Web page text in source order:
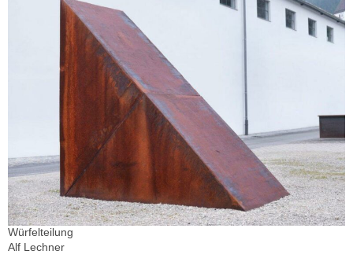
Würfelteilung
Alf Lechner